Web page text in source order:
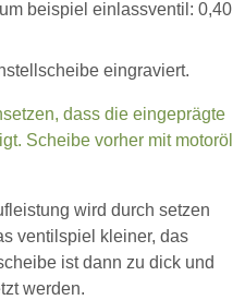
beispiel einlassventil: 0,40
eingraviert.
dass die eingeprägte
Scheibe vorher mit motoröl
wird durch setzen
ventilspiel kleiner, das
ist dann zu dick und
werden.